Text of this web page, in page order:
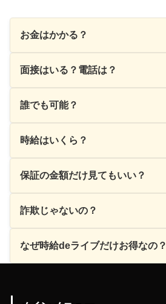
お金はかかる？
面接はいる？電話は？
誰でも可能？
時給はいくら？
保証の金額だけ見てもいい？
詐欺じゃないの？
なぜ時給deライブだけお得なの？